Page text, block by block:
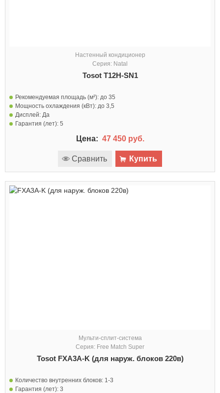
Настенный кондиционер
Серия: Natal
Tosot T12H-SN1
Рекомендуемая площадь (м²): до 35
Мощность охлаждения (кВт): до 3,5
Дисплей: Да
Гарантия (лет): 5
Цена: 47 450 руб.
Сравнить Купить
Мульти-сплит-система
Серия: Free Match Super
Tosot FXA3A-K (для наруж. блоков 220в)
Количество внутренних блоков: 1-3
Гарантия (лет): 3